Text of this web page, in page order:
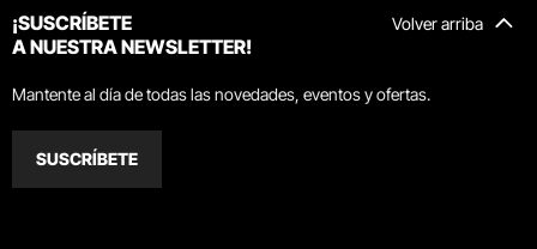
Volver arriba
¡SUSCRÍBETE
A NUESTRA NEWSLETTER!
Mantente al día de todas las novedades, eventos y ofertas.
SUSCRÍBETE